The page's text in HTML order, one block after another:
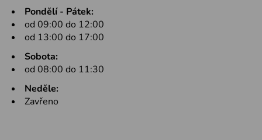
Pondělí - Pátek:
od 09:00 do 12:00
od 13:00 do 17:00
Sobota:
od 08:00 do 11:30
Neděle:
Zavřeno